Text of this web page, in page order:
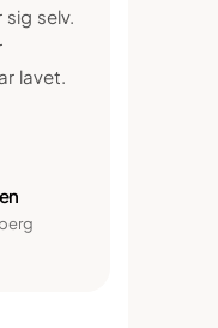
selv.
lavet.